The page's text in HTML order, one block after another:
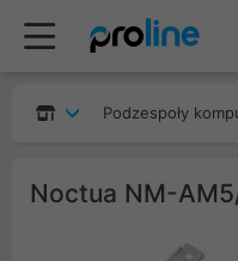
Podzespoły
Noctua NM-